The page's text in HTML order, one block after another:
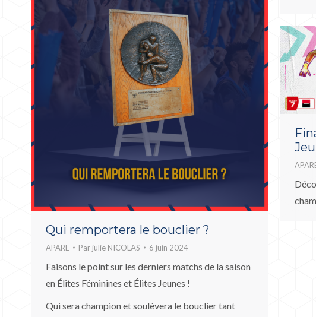
Qui remportera le bouclier ?
APARE Par julie NICOLAS 6 juin 2024
Faisons le point sur les derniers matchs de la saison
en Élites Féminines et Élites Jeunes !
Qui sera champion et soulèvera le bouclier tant